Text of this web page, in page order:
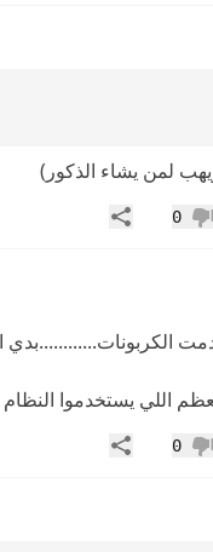
لمن يشاء الذكور)
إعجاب
0 مشاركة
اللي يستخدموا النظام
إعجاب
0 مشاركة